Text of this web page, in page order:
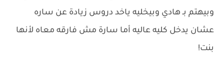
وبيهتم بـ هادي وبيخليه ياخد دروس زيادة عن ساره
عشان يدخل كليه عاليه أما سارة مش فارقه معاه لأنها
بنت!